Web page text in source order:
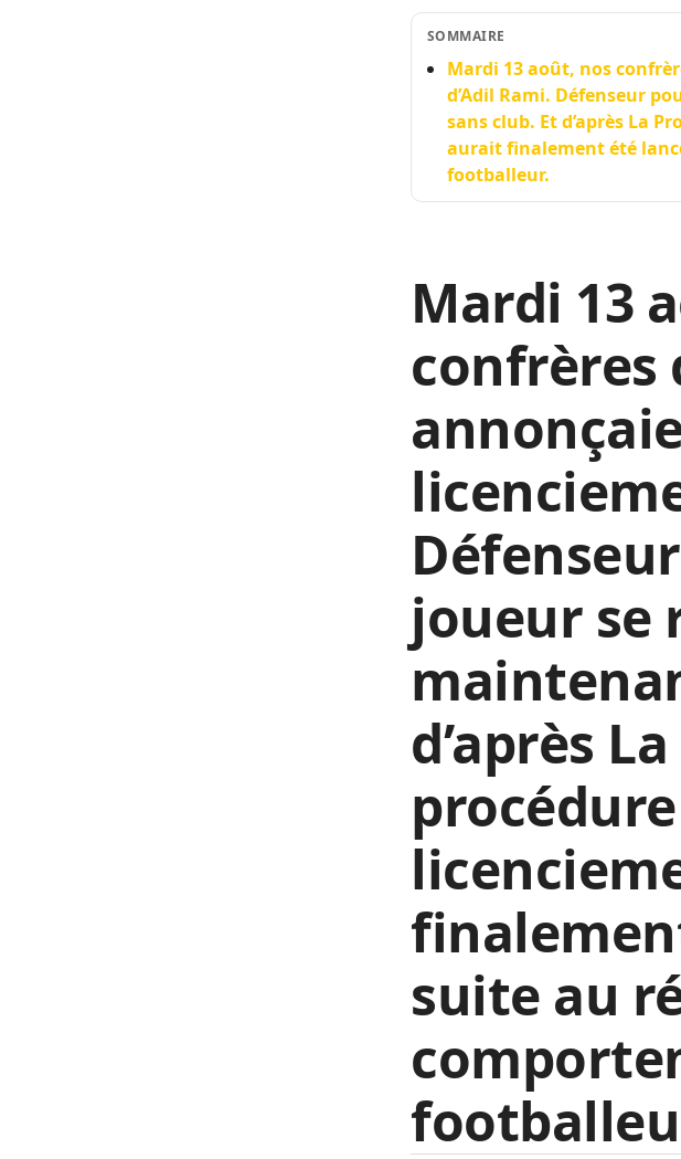
SOMMAIRE
Mardi 13 août, nos
d’Adil Rami. Défenseur
sans club. Et d’après La
aurait finalement été
footballeur.
Mardi 13
confrères
joueur se
d’après
suite au